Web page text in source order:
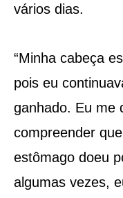
vários dias.
“Minha cabeça
pois eu
ganhado. Eu me
compreender
estômago doeu
algumas vezes,